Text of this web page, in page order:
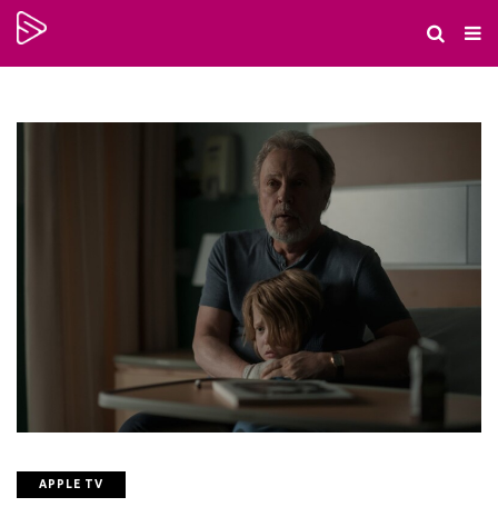
APPLE TV